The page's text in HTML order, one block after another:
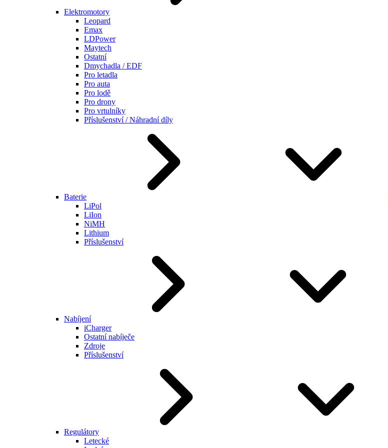
Elektromotory
Leopard
Emax
LDPower
Maytech
Ostatní
Dmychadla / EDF
Pro letadla
Pro auta
Pro lodě
Pro drony
Pro vrtulníky
Příslušenství / Náhradní díly
Baterie
LiPol
LiIon
NiMH
Lithium
Příslušenství
Nabíjení
iCharger
Ostatní nabíječe
Zdroje
Příslušenství
Regulátory
Letecké